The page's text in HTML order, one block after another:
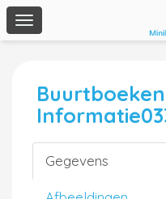
Toggle
navigation
Gegevens